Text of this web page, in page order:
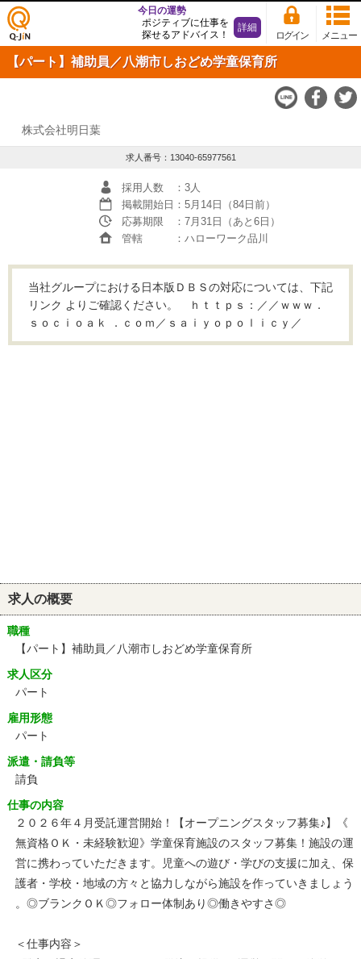
仕事
探し
の求
Q-JiN
メニュー
ログイン
今日の運勢
ポジティブに仕事を
探せるアドバイス！
詳細
【パート】補助員／八潮市しおどめ学童保育所
株式会社明日葉
求人番号：13040-65977561
採用人数
：3人
掲載開始日 ：5月14日（84日前）
応募期限
：7月31日（あと6日）
管轄
：ハローワーク品川
当社グループにおける日本版ＤＢＳの対応については、下記
リンク よりご確認ください。 ｈｔｔｐｓ：／／ｗｗｗ．
ｓｏｃｉｏａｋ ．ｃｏｍ／ｓａｉｙｏｐｏｌｉｃｙ／
求人の概要
職種
【パート】補助員／八潮市しおどめ学童保育所
求人区分
パート
雇用形態
パート
派遣・請負等
請負
仕事の内容
２０２６年４月受託運営開始！【オープニングスタッフ募集♪】《
無資格ＯＫ・未経験歓迎》学童保育施設のスタッフ募集！施設の運
営に携わっていただきます。児童への遊び・学びの支援に加え、保
護者・学校・地域の方々と協力しながら施設を作っていきましょう
。◎ブランクＯＫ◎フォロー体制あり◎働きやすさ◎
＜仕事内容＞